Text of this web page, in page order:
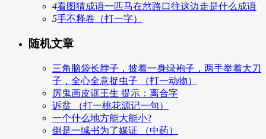
4看图猜成语一匹马在岔路口往这边走是什么成语
5手不释卷（打一字）
随机文章
三角脑袋长脖子，披着一身绿袍子，两手举着大刀
子，全心全意捉虫子 （打一动物）
厉鬼画皮诓王生 提示：离合字
诉贫 （打一桃花源记一句）
一个什么地方能大能小?
倒是一缄书为了媒证 （中药）